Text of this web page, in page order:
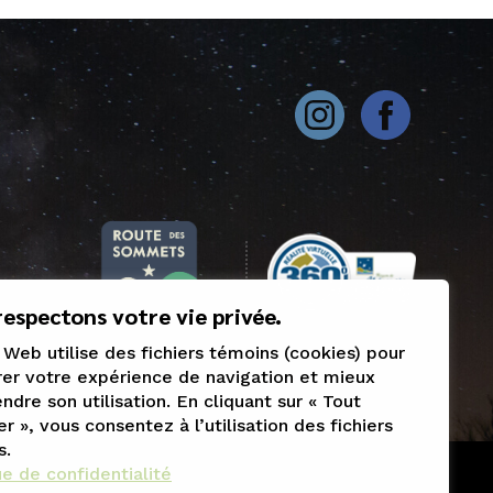
votre vie privée.
utilise des fichiers témoins (cookies) pour
votre expérience de navigation et mieux
son utilisation. En cliquant sur « Tout
», vous consentez à l’utilisation des fichiers
de confidentialité